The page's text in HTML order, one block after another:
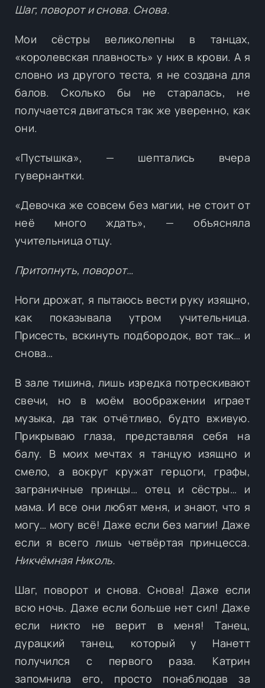
Шаг, поворот и снова. Снова.
Мои сёстры великолепны в танцах,
«королевская плавность» у них в крови. А я
словно из другого теста, я не создана для
балов. Сколько бы не старалась, не
получается двигаться так же уверенно, как
они.
«Пустышка», — шептались вчера
гувернантки.
«Девочка же совсем без магии, не стоит от
неё много ждать», — объясняла
учительница отцу.
Притопнуть, поворот…
Ноги дрожат, я пытаюсь вести руку изящно,
как показывала утром учительница.
Присесть, вскинуть подбородок, вот так… и
снова…
В зале тишина, лишь изредка потрескивают
свечи, но в моём воображении играет
музыка, да так отчётливо, будто вживую.
Прикрываю глаза, представляя себя на
балу. В моих мечтах я танцую изящно и
смело, а вокруг кружат герцоги, графы,
заграничные принцы… отец и сёстры… и
мама. И все они любят меня, и знают, что я
могу… могу всё! Даже если без магии! Даже
если я всего лишь четвёртая принцесса.
Никчёмная Николь.
Шаг, поворот и снова. Снова! Даже если
всю ночь. Даже если больше нет сил! Даже
если никто не верит в меня! Танец,
дурацкий танец, который у Нанетт
получился с первого раза. Катрин
запомнила его, просто понаблюдав за